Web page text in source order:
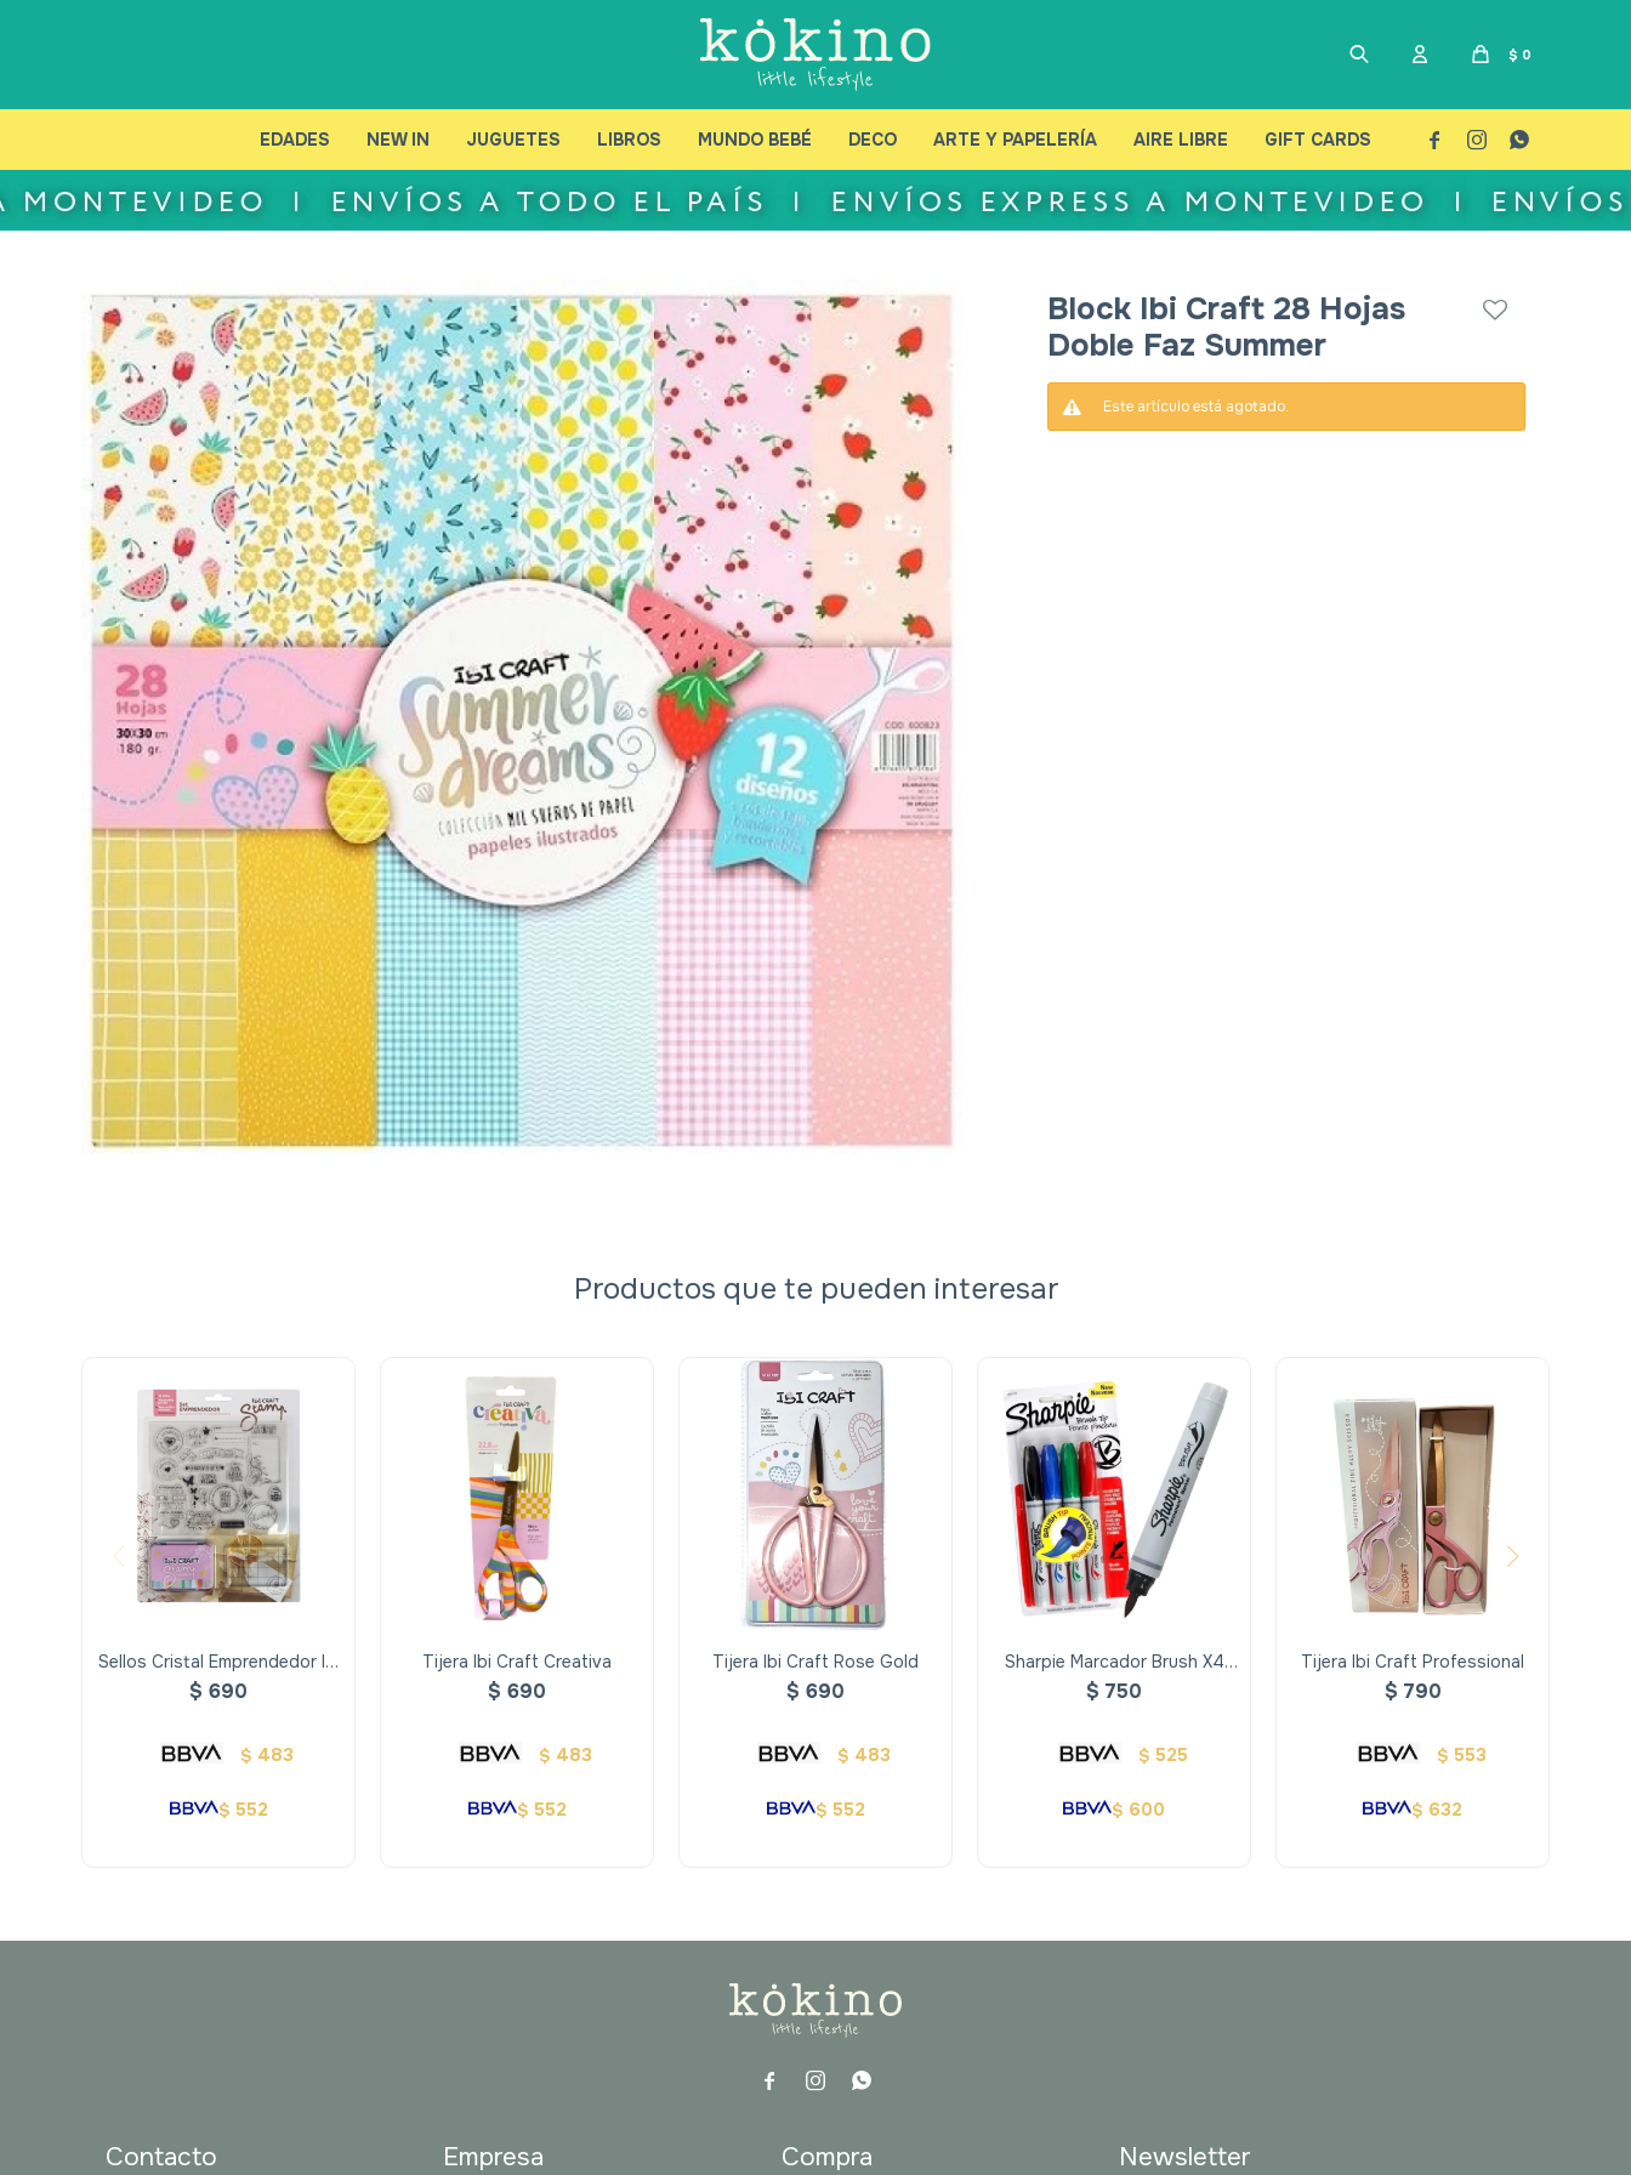
EDADES NEW IN JUGUETES LIBROS MUNDO BEBÉ DECO ARTE Y PAPELERÍA AIRE LIBRE GIFT CARDS
$ 0
  
Block Ibi Craft 28 Hojas
Doble Faz Summer
Este artículo está agotado.
Productos que te pueden interesar
Sellos Cristal Emprendedor Ibi
Craft
$ 690
$ 483
$ 552
Tijera Ibi Craft Creativa
$ 690
$ 483
$ 552
Tijera Ibi Craft Rose Gold
$ 690
$ 483
$ 552
Sharpie Marcador Brush X4
Colores Basicos
$ 750
$ 525
$ 600
Tijera Ibi Craft Professional
$ 790
$ 553
$ 632
  
Contacto Empresa Compra Newsletter